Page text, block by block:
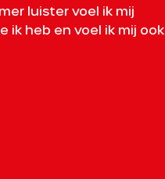
luister voel ik mij
ik heb en voel ik mij ook